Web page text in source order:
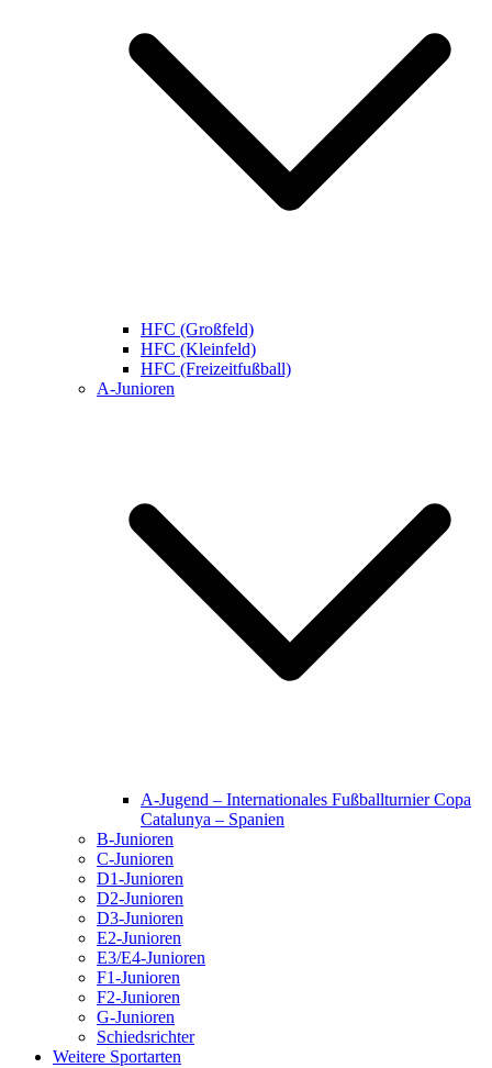
HFC (Großfeld)
HFC (Kleinfeld)
HFC (Freizeitfußball)
A-Junioren
A-Jugend – Internationales Fußballturnier Copa
Catalunya – Spanien
B-Junioren
C-Junioren
D1-Junioren
D2-Junioren
D3-Junioren
E2-Junioren
E3/E4-Junioren
F1-Junioren
F2-Junioren
G-Junioren
Schiedsrichter
Weitere Sportarten